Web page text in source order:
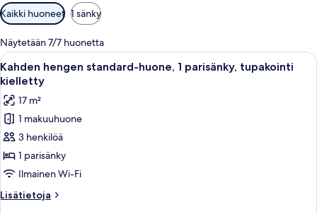
Huoneille
saatavilla
olevia
suodattimia
Kaikki huoneet 1 sänky
Näytetään 7/7 huonetta
Avaa
kaikki
huonetyypin
Kahden
hengen
standard-
huone,
1
parisänky,
tupakointi
Hotellihuone, jossa on sänky, kaksi
7
Kahden hengen standard-huone, 1 parisänky, tupakointi
kielletty
17 m²
1 makuuhuone
3 henkilöä
1 parisänky
Ilmainen Wi-Fi
Lisätietoja
Lisätietoja